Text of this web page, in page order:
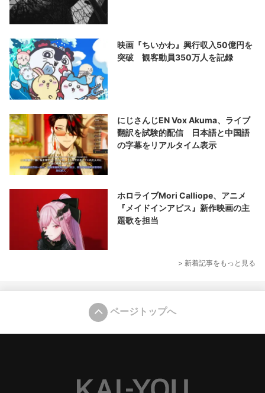
映画『ちいかわ』興行収入50億円を
突破 観客動員350万人を記録
にじさんじEN Vox Akuma、ライブ
翻訳を試験的配信 日本語と中国語
の字幕をリアルタイム表示
ホロライブMori Calliope、アニメ
『メイドインアビス』新作映画の主
題歌を担当
> 新着記事をもっと見る
ページトップへ